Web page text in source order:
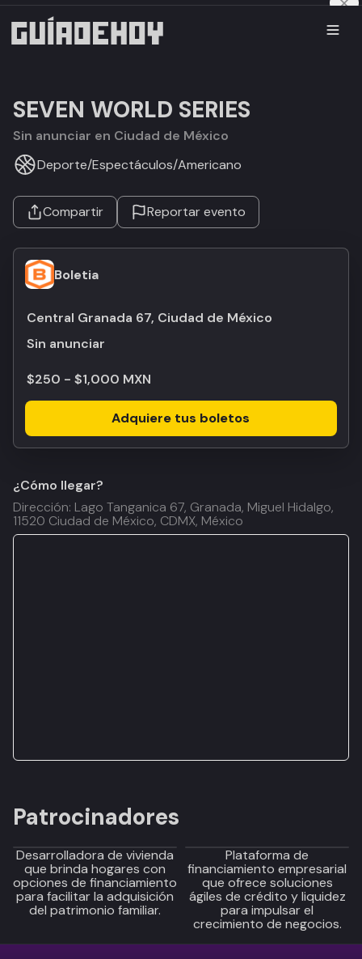
SEVEN WORLD SERIES
Sin anunciar en Ciudad de México
Deporte/Espectáculos/Americano
Compartir Reportar evento
Boletia
Central Granada 67, Ciudad de México
Sin anunciar
$250 - $1,000 MXN
Adquiere tus boletos
¿Cómo llegar?
Dirección: Lago Tanganica 67, Granada, Miguel Hidalgo,
11520 Ciudad de México, CDMX, México
Patrocinadores
Desarrolladora de vivienda
que brinda hogares con
opciones de financiamiento
para facilitar la adquisición
del patrimonio familiar.
Plataforma de
financiamiento empresarial
que ofrece soluciones
ágiles de crédito y liquidez
para impulsar el
crecimiento de negocios.